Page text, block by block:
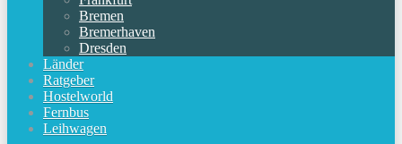
Bremen
Bremerhaven
Dresden
Länder
Ratgeber
Hostelworld
Fernbus
Leihwagen